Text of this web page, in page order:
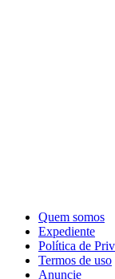
Quem somos
Expediente
Política de
Termos de uso
Anuncie